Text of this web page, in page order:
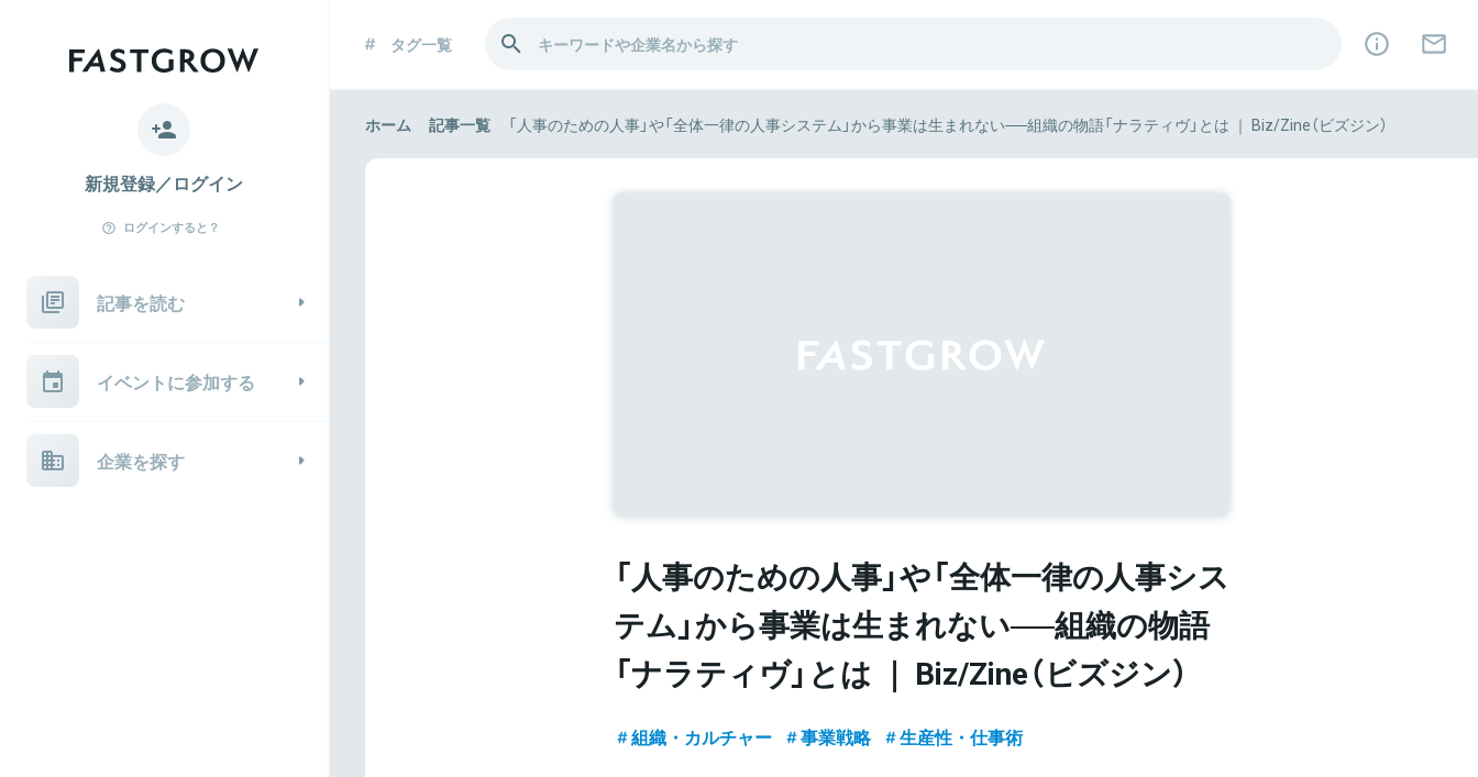
新規登録／ログイン
ログインすると？
記事を読む
イベントに参加する
企業を探す
タグ一覧
ホーム 記事一覧 「人事のための人事」や「全体一律の人事システム」から事業は生まれない──組織の物語「ナラティヴ」とは ｜ Biz/Zine（ビズジン）
「人事のための人事」や「全体一律の人事シス
テム」から事業は生まれない──組織の物語
「ナラティヴ」とは ｜ Biz/Zine（ビズジン）
組織・カルチャー 事業戦略 生産性・仕事術